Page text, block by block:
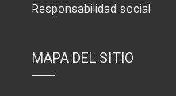
Responsabilidad social
MAPA DEL SITIO